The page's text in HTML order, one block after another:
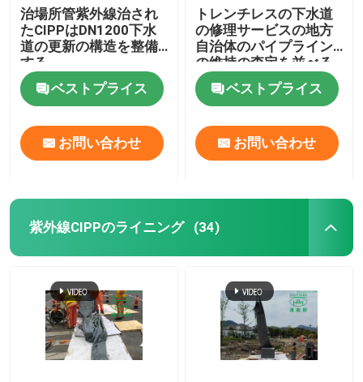
治場所管紫外線治され
たCIPPはDN1200下水
道の更新の構造を整備
する
ベストプライス
お問い合わせ
トレンチレスの下水道
の修理サービスの地方
自治体のパイプライン
の維持の査定を並べる
紫外線管
ベストプライス
お問い合わせ
紫外線CIPPのライニング (34)